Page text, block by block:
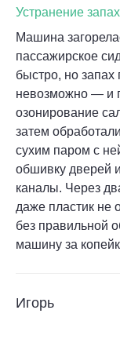
Устранение
Машина
пассажирское
быстро, но запах
невозможно — и
озонирование
затем
сухим паром с
обшивку дверей
каналы. Через
даже пластик не
без правильной
машину за
Игорь